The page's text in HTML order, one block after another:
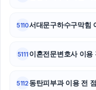
5110서대문구하수구막
5111 이혼전문변호사 이
5112 동탄피부과 이용 전